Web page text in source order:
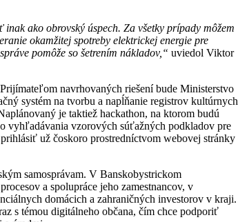
ako obrovský úspech. Za všetky prípady môžem
okamžitej spotreby elektrickej energie pre
pomôže so šetrením nákladov, “ uviedol Viktor
navrhovaných riešení bude Ministerstvo
systém na tvorbu a napĺňanie registrov kultúrnych
je taktiež hackathon, na ktorom budú
vyhľadávania vzorových súťažných podkladov pre
už čoskoro prostredníctvom webovej stránky
samosprávam. V Banskobystrickom
a spolupráce jeho zamestnancov, v
domácich a zahraničných investorov v kraji.
s témou digitálneho občana, čím chce podporiť